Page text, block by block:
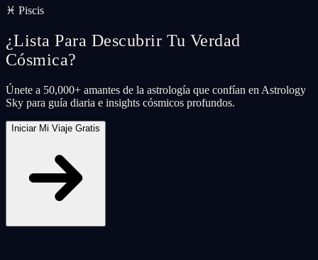
♓ Piscis
¿Lista Para Descubrir Tu Verdad
Cósmica?
Únete a 50,000+ amantes de la astrología que confían en Astrology
Sky para guía diaria e insights cósmicos profundos.
Iniciar Mi Viaje Gratis